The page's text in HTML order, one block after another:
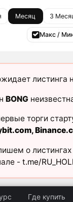
Месяц 3
Макс /
листинга
BONG
торги
,
о листингах
- t.me/
Где купить